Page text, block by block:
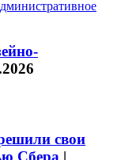
свои
Сбера |